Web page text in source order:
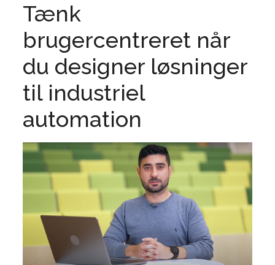
Tænk
brugercentreret når
du designer løsninger
til industriel
automation